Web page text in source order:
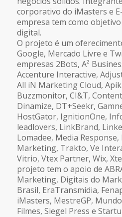
corporativo do iMasters e
empresa tem como
digital.
O projeto é um
Google, Mercado Livre e
empresas 2Bots, A²
Accenture Interactive,
All iN Marketing Cloud,
Buzzmonitor, CI&T,
Dinamize, DT+Seekr,
HostGator, IgnitionOne,
leadlovers, LinkBrand,
Lomadee, Media Response,
Marketing, Trakto, Ve
Vitrio, Vtex Partner, Wix,
projeto tem o apoio de
Marketing, Digitais do
Brasil, EraTransmidia,
iMasters, MestreGP,
Filmes, Siegel Press e